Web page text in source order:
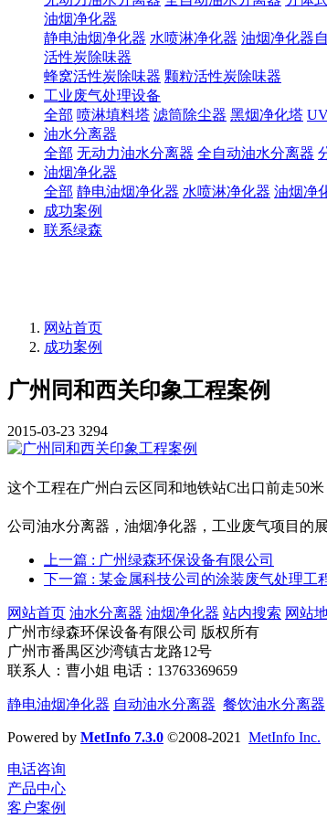
油烟净化器
静电油烟净化器 水喷淋净化器 油烟净化器
活性炭除味器
蜂窝活性炭除味器 颗粒活性炭除味器
工业废气处理设备
全部 喷淋填料塔 滤筒除尘器 黑烟净化塔
油水分离器
全部 无动力油水分离器 全自动油水分离器
油烟净化器
全部 静电油烟净化器 水喷淋净化器 油烟净
成功案例
联系绿森
网站首页
成功案例
广州同和西关印象工程案例
2015-03-23 3294
这个工程在广州白云区同和地铁站C出口前走50
公司油水分离器，油烟净化器，工业废气项目的展
上一篇 : 广州绿森环保设备有限公司
下一篇 : 某金属科技公司的涂装废气处理工
网站首页 油水分离器 油烟净化器 站内搜索 网站
广州市绿森环保设备有限公司 版权所有
广州市番禺区沙湾镇古龙路12号
联系人：曹小姐 电话：13763369659
静电油烟净化器 自动油水分离器 餐饮油水分离器
Powered by MetInfo 7.3.0 ©2008-2021 MetInfo Inc.
电话咨询
产品中心
客户案例